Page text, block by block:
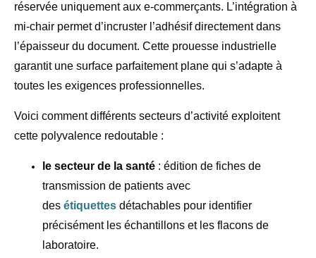
réservée uniquement aux e-commerçants. L’intégration à
mi-chair permet d’incruster l’adhésif directement dans
l’épaisseur du document. Cette prouesse industrielle
garantit une surface parfaitement plane qui s’adapte à
toutes les exigences professionnelles.
Voici comment différents secteurs d’activité exploitent
cette polyvalence redoutable :
le secteur de la santé : édition de fiches de
transmission de patients avec
des étiquettes détachables pour identifier
précisément les échantillons et les flacons de
laboratoire.